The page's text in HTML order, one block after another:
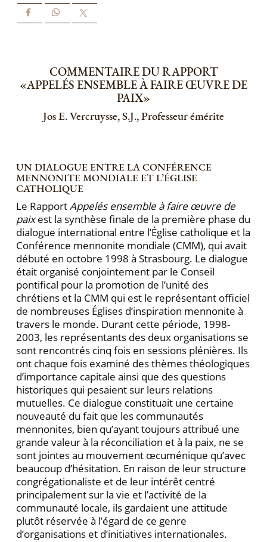
COMMENTAIRE DU RAPPORT
«APPELÉS ENSEMBLE À FAIRE ŒUVRE DE
PAIX»
Jos E. Vercruysse, S.J., Professeur émérite
UN DIALOGUE ENTRE LA CONFÉRENCE
MENNONITE MONDIALE ET L’ÉGLISE
CATHOLIQUE
Le RapportAppelés ensemble à faire œuvre de
paixest la synthèse finale de la première phase du
dialogue international entre l’Église catholique et la
Conférence mennonite mondiale (CMM), qui avait
débuté en octobre 1998 à Strasbourg. Le dialogue
était organisé conjointement par le Conseil
pontifical pour la promotion de l’unité des
chrétiens et la CMM qui est le représentant officiel
de nombreuses Églises d’inspiration mennonite à
travers le monde. Durant cette période, 1998-
2003, les représentants des deux organisations se
sont rencontrés cinq fois en sessions plénières. Ils
ont chaque fois examiné des thèmes théologiques
d’importance capitale ainsi que des questions
historiques qui pesaient sur leurs relations
mutuelles. Ce dialogue constituait une certaine
nouveauté du fait que les communautés
mennonites, bien qu’ayant toujours attribué une
grande valeur à la réconciliation et à la paix, ne se
sont jointes au mouvement œcuménique qu’avec
beaucoup d’hésitation. En raison de leur structure
congrégationaliste et de leur intérêt centré
principalement sur la vie et l’activité de la
communauté locale, ils gardaient une attitude
plutôt réservée à l’égard de ce genre
d’organisations et d’initiatives internationales.